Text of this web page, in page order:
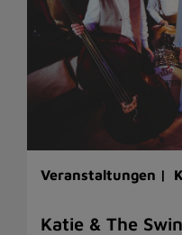
Veranstaltungen |
Katie & The